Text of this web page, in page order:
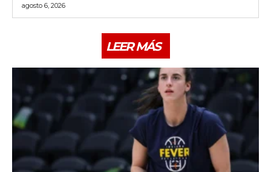
agosto 6, 2026
LEER MÁS